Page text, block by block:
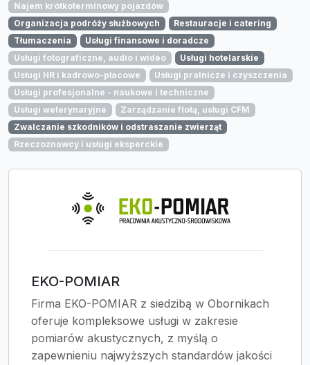
Najem krótkoterminowy pojazdów
Organizacja podróży służbowych
Restauracje i catering
Tłumaczenia
Usługi finansowe i doradcze
Usługi fotograficzne, audio i wideo
Usługi hotelarskie
Usługi HR i kadrowo-płacowe
Usługi pralnicze i czyszczenia
Usługi profesjonalne - naukowe i techniczne
Usługi weterynaryjne
Zarządzanie flotą, usługi CFM
Zwalczanie szkodników i odstraszanie zwierząt
Rzeczoznawcy i usługi eksperckie
EKO-POMIAR
Firma EKO-POMIAR z siedzibą w Obornikach
oferuje kompleksowe usługi w zakresie
pomiarów akustycznych, z myślą o
zapewnieniu najwyższych standardów jakości